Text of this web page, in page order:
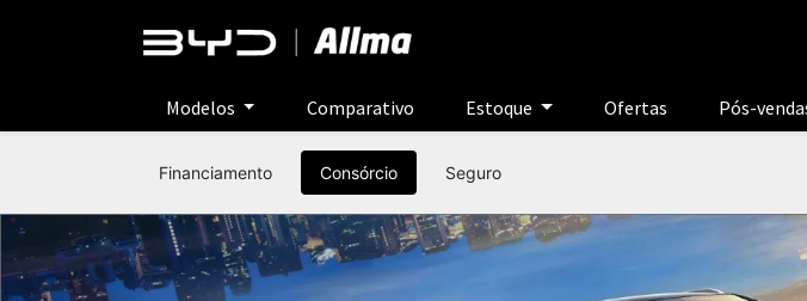
Modelos Comparativo Estoque Ofertas Pós-
Financiamento Consórcio Seguro